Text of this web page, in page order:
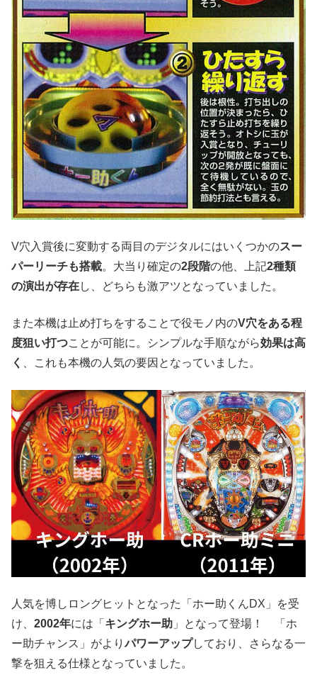
V穴入賞後に変動する両目のデジタルにはいくつかのスー
パーリーチも搭載。大当り確定の2段階の他、上記2種類
の演出が存在し、どちらも激アツとなっていました。
また本機は止め打ちをすることで役モノ内のV穴をある程
度狙い打つことが可能に。シンプルな手順ながら効果は高
く
、これも本機の人気の要因となっていました。
人気を博しロングヒットとなった「ホー助くんDX」を受
け、 2002年には「 キングホー助 」となって登場！ 「ホ
ー助チャンス」がよりパワーアップしており、さらなる一
撃を狙える仕様となっていました。